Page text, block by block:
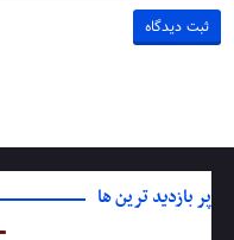
پر بازدید ترین ها